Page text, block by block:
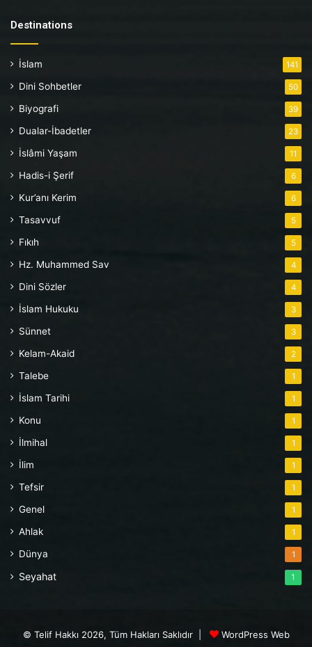
Destinations
İslam 141
Dini Sohbetler 50
Biyografi 39
Dualar-İbadetler 23
İslâmi Yaşam 11
Hadis-i Şerif 6
Kur’anı Kerim 6
Tasavvuf 5
Fıkıh 5
Hz. Muhammed Sav 4
Dini Sözler 4
İslam Hukuku 3
Sünnet 3
Kelam-Akaid 2
Talebe 1
İslam Tarihi 1
Konu 1
İlmihal 1
İlim 1
Tefsir 1
Genel 1
Ahlak 1
Dünya 1
Seyahat 1
© Telif Hakkı 2026, Tüm Hakları Saklıdır | WordPress Web